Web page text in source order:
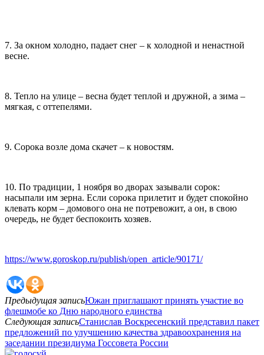
7. За окном холодно, падает снег – к холодной и ненастной
весне.
8. Тепло на улице – весна будет теплой и дружной, а зима –
мягкая, с оттепелями.
9. Сорока возле дома скачет – к новостям.
10. По традиции, 1 ноября во дворах зазывали сорок:
насыпали им зерна. Если сорока прилетит и будет спокойно
клевать корм – домового она не потревожит, а он, в свою
очередь, не будет беспокоить хозяев.
https://www.goroskop.ru/publish/open_article/90171/
Предыдущая записьЮжан приглашают принять участие во
флешмобе ко Дню народного единства
Следующая записьСтанислав Воскресенский представил пакет
предложений по улучшению качества здравоохранения на
заседании президиума Госсовета России